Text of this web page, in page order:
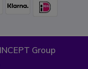
Group